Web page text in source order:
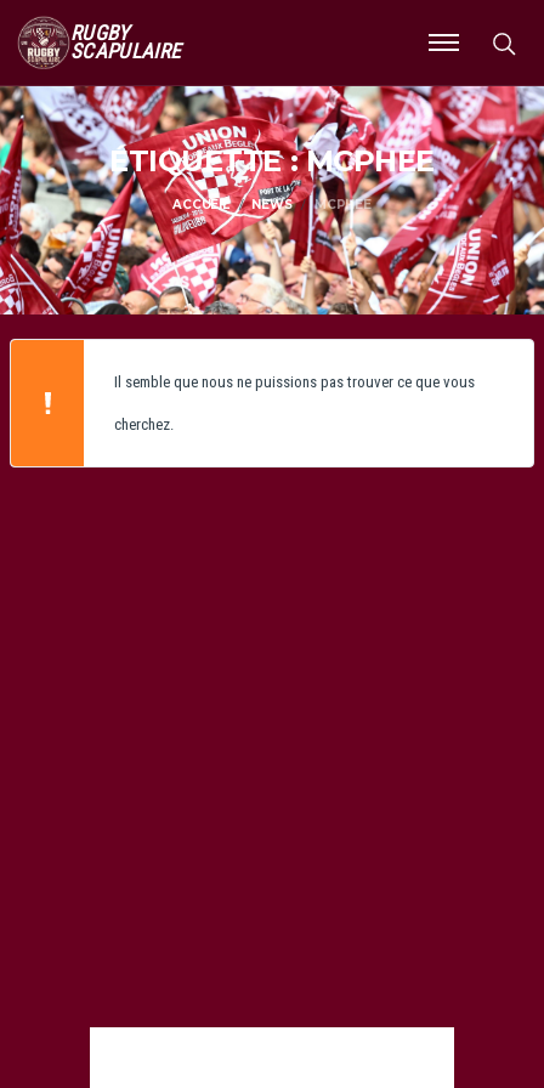
RUGBY
SCAPULAIRE
Ouvrir
le
menu
ÉTIQUETTE : MCPHEE
ACCUEIL NEWS MCPHEE
Il semble que nous ne puissions pas trouver ce que vous
cherchez.